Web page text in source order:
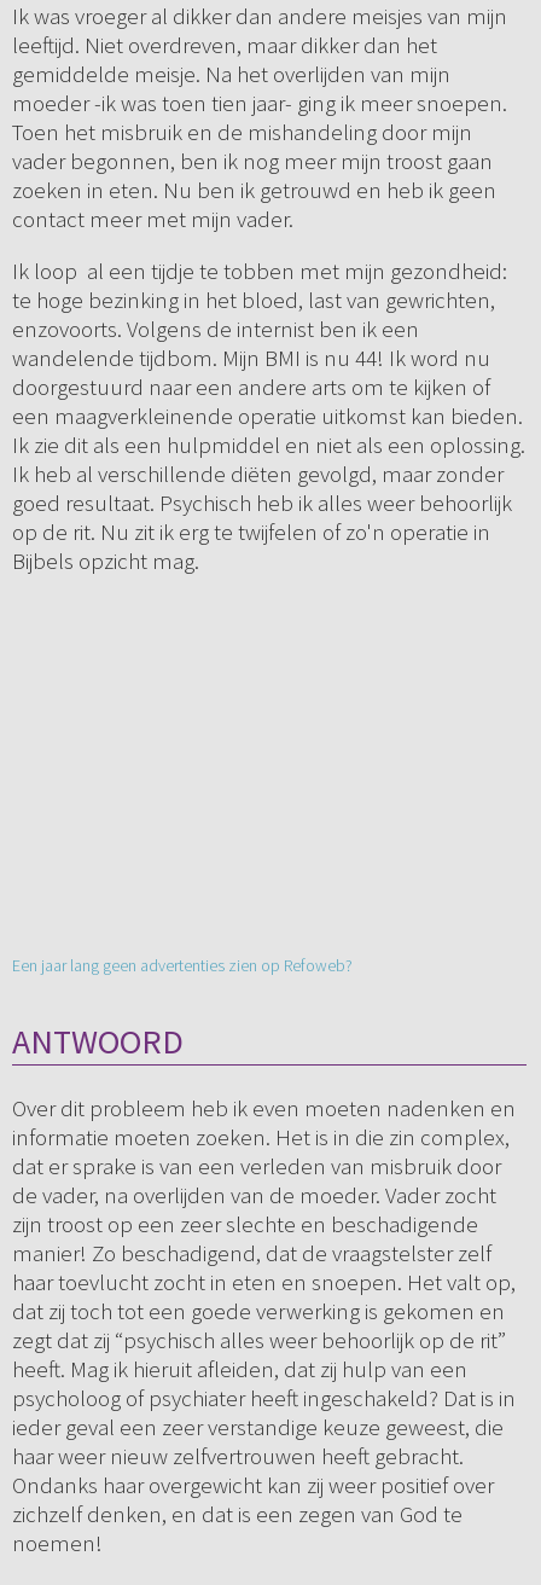
Ik was vroeger al dikker dan andere meisjes van mijn
leeftijd. Niet overdreven, maar dikker dan het
gemiddelde meisje. Na het overlijden van mijn
moeder -ik was toen tien jaar- ging ik meer snoepen.
Toen het misbruik en de mishandeling door mijn
vader begonnen, ben ik nog meer mijn troost gaan
zoeken in eten. Nu ben ik getrouwd en heb ik geen
contact meer met mijn vader.
Ik loop al een tijdje te tobben met mijn gezondheid:
te hoge bezinking in het bloed, last van gewrichten,
enzovoorts. Volgens de internist ben ik een
wandelende tijdbom. Mijn BMI is nu 44! Ik word nu
doorgestuurd naar een andere arts om te kijken of
een maagverkleinende operatie uitkomst kan bieden.
Ik zie dit als een hulpmiddel en niet als een oplossing.
Ik heb al verschillende diëten gevolgd, maar zonder
goed resultaat. Psychisch heb ik alles weer behoorlijk
op de rit. Nu zit ik erg te twijfelen of zo'n operatie in
Bijbels opzicht mag.
Een jaar lang geen advertenties zien op Refoweb?
ANTWOORD
Over dit probleem heb ik even moeten nadenken en
informatie moeten zoeken. Het is in die zin complex,
dat er sprake is van een verleden van misbruik door
de vader, na overlijden van de moeder. Vader zocht
zijn troost op een zeer slechte en beschadigende
manier! Zo beschadigend, dat de vraagstelster zelf
haar toevlucht zocht in eten en snoepen. Het valt op,
dat zij toch tot een goede verwerking is gekomen en
zegt dat zij “psychisch alles weer behoorlijk op de rit”
heeft. Mag ik hieruit afleiden, dat zij hulp van een
psycholoog of psychiater heeft ingeschakeld? Dat is in
ieder geval een zeer verstandige keuze geweest, die
haar weer nieuw zelfvertrouwen heeft gebracht.
Ondanks haar overgewicht kan zij weer positief over
zichzelf denken, en dat is een zegen van God te
noemen!